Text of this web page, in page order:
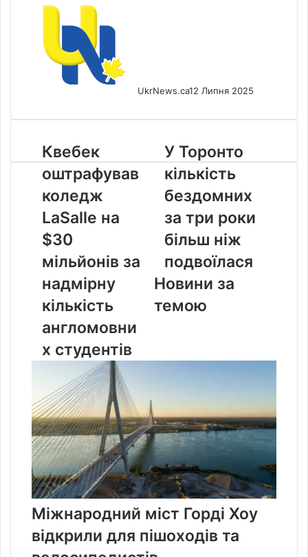
UkrNews.ca12 Липня 2025
Квебек
оштрафував
коледж
LaSalle
на
$30
мільйонів
за
надмірну
англомовних
студентів
Квебек
оштрафував
коледж
LaSalle на
$30
мільйонів за
надмірну
кількість
англомовни
х студентів
У
Торонто
кількість
бездомних
за
три
роки
більш
ніж
подвоїлася
У Торонто
кількість
бездомних
за три роки
більш ніж
подвоїлася
Новини за
темою
Міжнародний міст Горді Хоу
відкрили для пішоходів та